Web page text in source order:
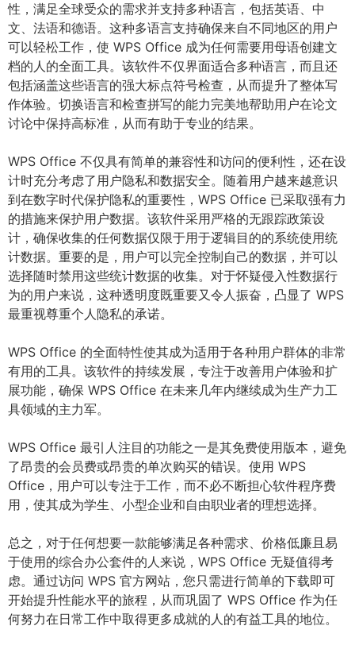
性，满足全球受众的需求并支持多种语言，包括英语、中
文、法语和德语。这种多语言支持确保来自不同地区的用户
可以轻松工作，使 WPS Office 成为任何需要用母语创建文
档的人的全面工具。该软件不仅界面适合多种语言，而且还
包括涵盖这些语言的强大标点符号检查，从而提升了整体写
作体验。切换语言和检查拼写的能力完美地帮助用户在论文
讨论中保持高标准，从而有助于专业的结果。
WPS Office 不仅具有简单的兼容性和访问的便利性，还在设
计时充分考虑了用户隐私和数据安全。随着用户越来越意识
到在数字时代保护隐私的重要性，WPS Office 已采取强有力
的措施来保护用户数据。该软件采用严格的无跟踪政策设
计，确保收集的任何数据仅限于用于逻辑目的的系统使用统
计数据。重要的是，用户可以完全控制自己的数据，并可以
选择随时禁用这些统计数据的收集。对于怀疑侵入性数据行
为的用户来说，这种透明度既重要又令人振奋，凸显了 WPS
最重视尊重个人隐私的承诺。
WPS Office 的全面特性使其成为适用于各种用户群体的非常
有用的工具。该软件的持续发展，专注于改善用户体验和扩
展功能，确保 WPS Office 在未来几年内继续成为生产力工
具领域的主力军。
WPS Office 最引人注目的功能之一是其免费使用版本，避免
了昂贵的会员费或昂贵的单次购买的错误。使用 WPS
Office，用户可以专注于工作，而不必不断担心软件程序费
用，使其成为学生、小型企业和自由职业者的理想选择。
总之，对于任何想要一款能够满足各种需求、价格低廉且易
于使用的综合办公套件的人来说，WPS Office 无疑值得考
虑。通过访问 WPS 官方网站，您只需进行简单的下载即可
开始提升性能水平的旅程，从而巩固了 WPS Office 作为任
何努力在日常工作中取得更多成就的人的有益工具的地位。